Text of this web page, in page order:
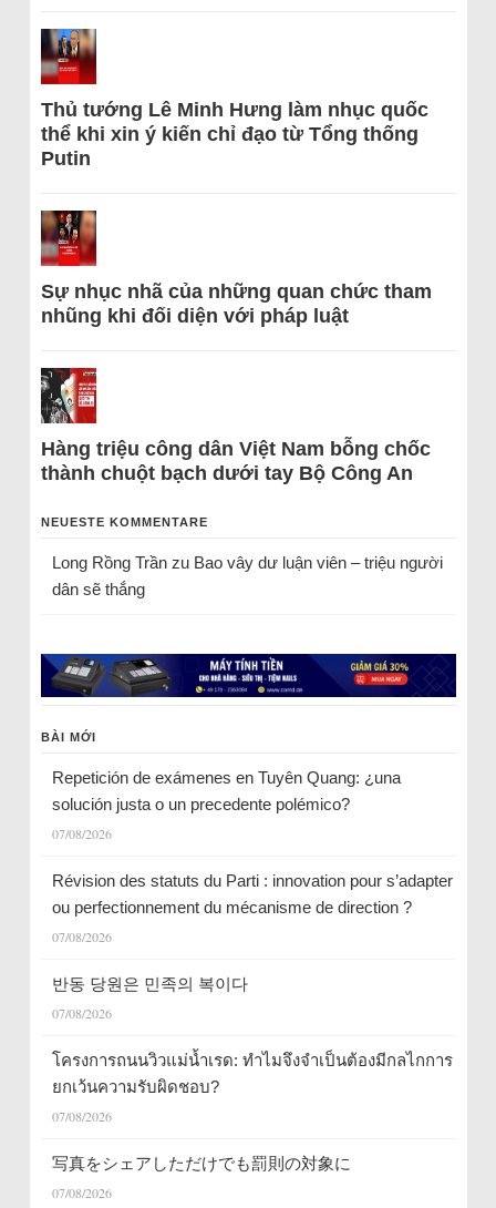
Thủ tướng Lê Minh Hưng làm nhục quốc
thể khi xin ý kiến chỉ đạo từ Tổng thống
Putin
Sự nhục nhã của những quan chức tham
nhũng khi đối diện với pháp luật
Hàng triệu công dân Việt Nam bỗng chốc
thành chuột bạch dưới tay Bộ Công An
NEUESTE KOMMENTARE
Long Rồng Trầnzu Bao vây dư luận viên – triệu người
dân sẽ thắng
BÀI MỚI
Repetición de exámenes en Tuyên Quang: ¿una
solución justa o un precedente polémico?
07/08/2026
Révision des statuts du Parti : innovation pour s’adapter
ou perfectionnement du mécanisme de direction ?
07/08/2026
반동 당원은 민족의 복이다
07/08/2026
โครงการถนนวิวแม่น้ำเรด: ทำไมจึงจำเป็นต้องมีกลไกการ
ยกเว้นความรับผิดชอบ?
07/08/2026
写真をシェアしただけでも罰則の対象に
07/08/2026